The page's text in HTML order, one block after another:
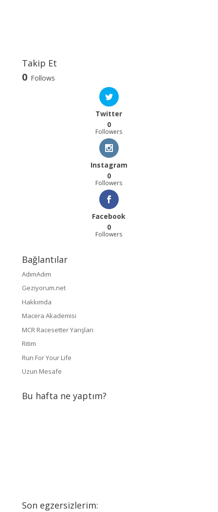
Takip Et
0 Follows
Twitter
0
Followers
Instagram
0
Followers
Facebook
0
Followers
Bağlantılar
AdımAdım
Geziyorum.net
Hakkımda
Macera Akademisi
MCR Racesetter Yarışları
Ritim
Run For Your Life
Uzun Mesafe
Bu hafta ne yaptım?
Son egzersizlerim: